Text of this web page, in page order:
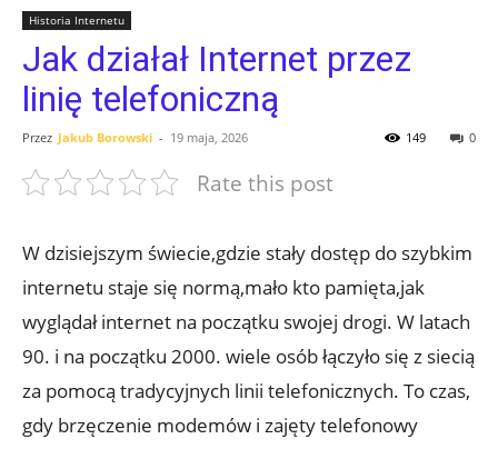
Historia Internetu
Jak działał Internet przez
linię telefoniczną
Przez Jakub Borowski - 19 maja, 2026 0
149
Rate this post
W dzisiejszym świecie,gdzie stały dostęp do szybkim
internetu staje się normą,mało kto pamięta,jak
wyglądał internet na początku swojej drogi. W latach
90. i na początku 2000. wiele osób łączyło się z siecią
za pomocą tradycyjnych linii telefonicznych. To czas,
gdy brzęczenie modemów i zajęty telefonowy